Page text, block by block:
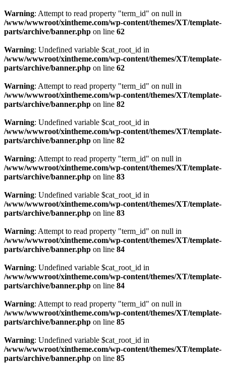
Warning: Attempt to read property "term_id" on null in
/www/wwwroot/xintheme.com/wp-content/themes/XT/template-
parts/archive/banner.php on line 62
Warning: Undefined variable $cat_root_id in
/www/wwwroot/xintheme.com/wp-content/themes/XT/template-
parts/archive/banner.php on line 62
Warning: Attempt to read property "term_id" on null in
/www/wwwroot/xintheme.com/wp-content/themes/XT/template-
parts/archive/banner.php on line 82
Warning: Undefined variable $cat_root_id in
/www/wwwroot/xintheme.com/wp-content/themes/XT/template-
parts/archive/banner.php on line 82
Warning: Attempt to read property "term_id" on null in
/www/wwwroot/xintheme.com/wp-content/themes/XT/template-
parts/archive/banner.php on line 83
Warning: Undefined variable $cat_root_id in
/www/wwwroot/xintheme.com/wp-content/themes/XT/template-
parts/archive/banner.php on line 83
Warning: Attempt to read property "term_id" on null in
/www/wwwroot/xintheme.com/wp-content/themes/XT/template-
parts/archive/banner.php on line 84
Warning: Undefined variable $cat_root_id in
/www/wwwroot/xintheme.com/wp-content/themes/XT/template-
parts/archive/banner.php on line 84
Warning: Attempt to read property "term_id" on null in
/www/wwwroot/xintheme.com/wp-content/themes/XT/template-
parts/archive/banner.php on line 85
Warning: Undefined variable $cat_root_id in
/www/wwwroot/xintheme.com/wp-content/themes/XT/template-
parts/archive/banner.php on line 85